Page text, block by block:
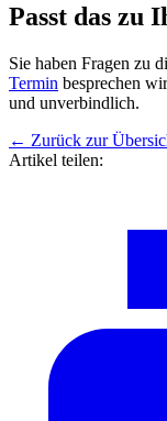
Passt das zu
Sie haben Fragen zu
Termin besprechen
und unverbindlich.
← Zurück zur
Artikel teilen: